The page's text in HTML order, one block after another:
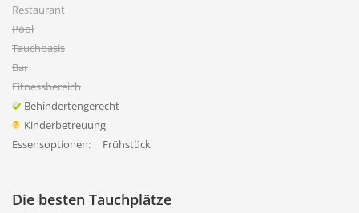
Restaurant
Pool
Tauchbasis
Bar
Fitnessbereich
Behindertengerecht
Kinderbetreuung
Essensoptionen:
Frühstück
Die besten Tauchplätze